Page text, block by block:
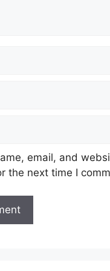
email, and
the next time I